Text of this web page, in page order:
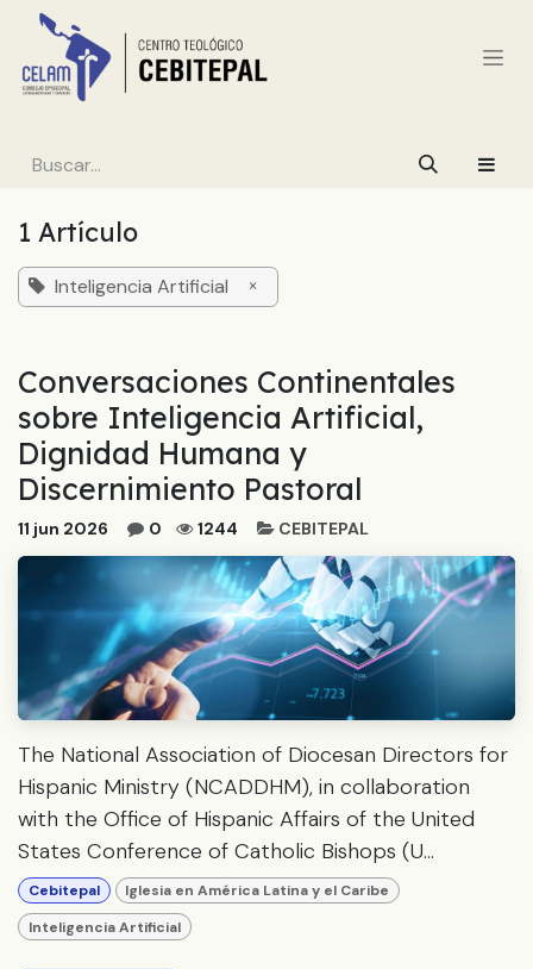
Ir al contenido
1 Artículo
Inteligencia Artificial ×
Conversaciones Continentales
sobre Inteligencia Artificial,
Dignidad Humana y
Discernimiento Pastoral
11 jun 2026 0 1244 CEBITEPAL
The National Association of Diocesan Directors for
Hispanic Ministry (NCADDHM), in collaboration
with the Office of Hispanic Affairs of the United
States Conference of Catholic Bishops (U...
Cebitepal
Iglesia en América Latina y el Caribe
Inteligencia Artificial